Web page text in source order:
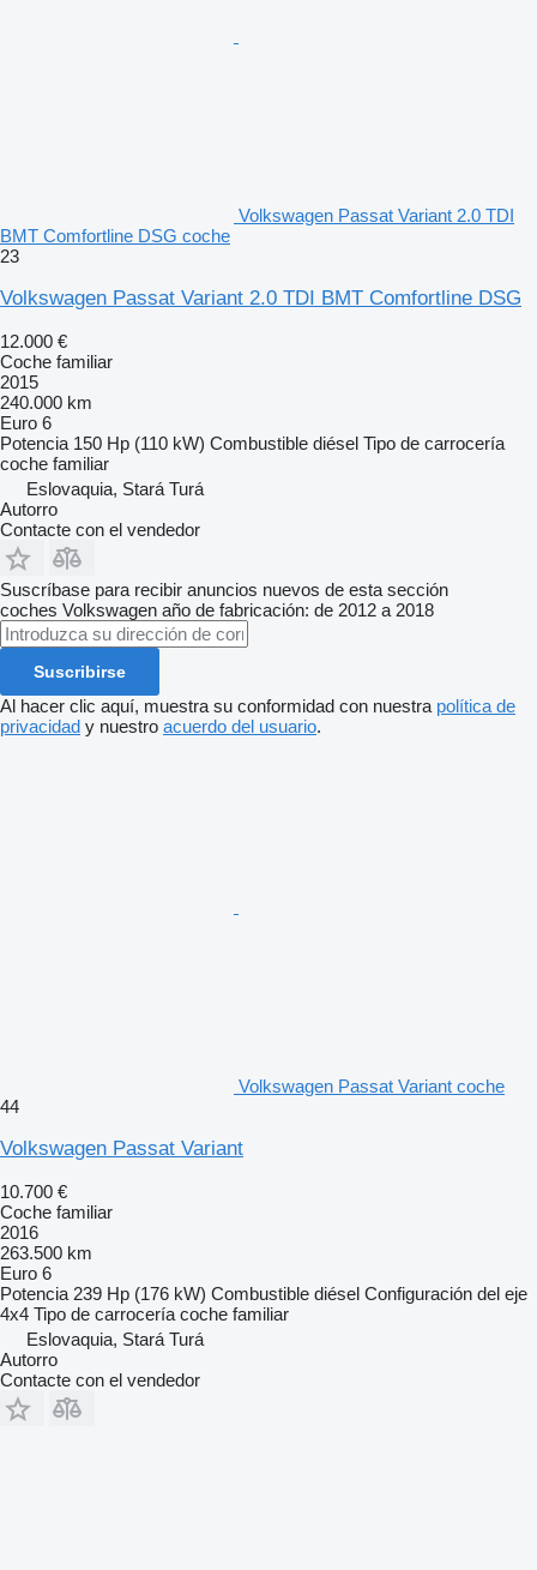
Volkswagen Passat Variant 2.0 TDI
BMT Comfortline DSG coche
23
Volkswagen Passat Variant 2.0 TDI BMT Comfortline DSG
12.000 €
Coche familiar
2015
240.000 km
Euro 6
Potencia 150 Hp (110 kW) Combustible diésel Tipo de carrocería
coche familiar
Eslovaquia, Stará Turá
Autorro
Contacte con el vendedor
Suscríbase para recibir anuncios nuevos de esta sección
coches Volkswagen año de fabricación: de 2012 a 2018
Suscribirse
Al hacer clic aquí, muestra su conformidad con nuestra política de
privacidad y nuestro acuerdo del usuario.
Volkswagen Passat Variant coche
44
Volkswagen Passat Variant
10.700 €
Coche familiar
2016
263.500 km
Euro 6
Potencia 239 Hp (176 kW) Combustible diésel Configuración del eje
4x4 Tipo de carrocería coche familiar
Eslovaquia, Stará Turá
Autorro
Contacte con el vendedor